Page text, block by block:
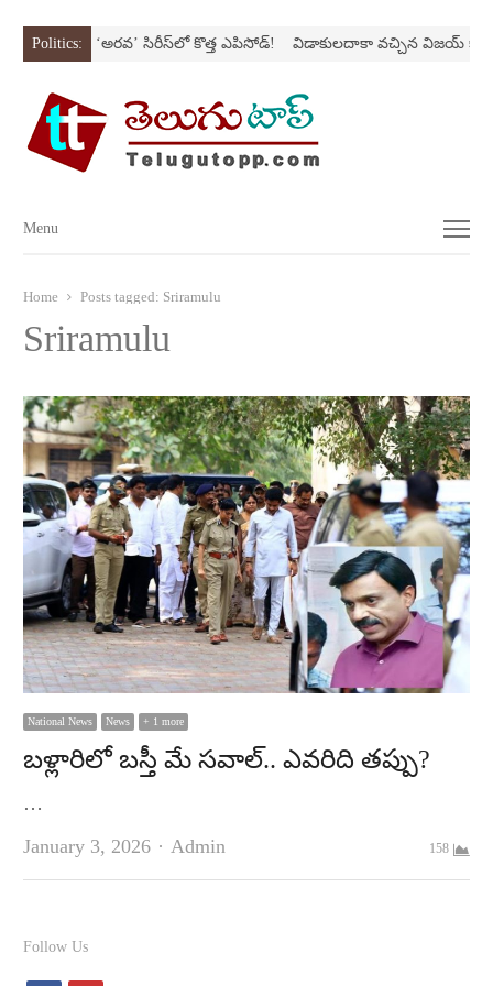
Politics: ‘అర‌వ’ సిరీస్‌లో కొత్త ఎపిసోడ్‌! విడాకులదాకా వచ్చిన విజయ్‌
Menu
Menu
Home Posts tagged: Sriramulu
Sriramulu
National News News + 1 more
బళ్లారిలో బస్తీ మే సవాల్‌.. ఎవరిది తప్పు?
…
January 3, 2026
Author
Admin 158
Follow Us